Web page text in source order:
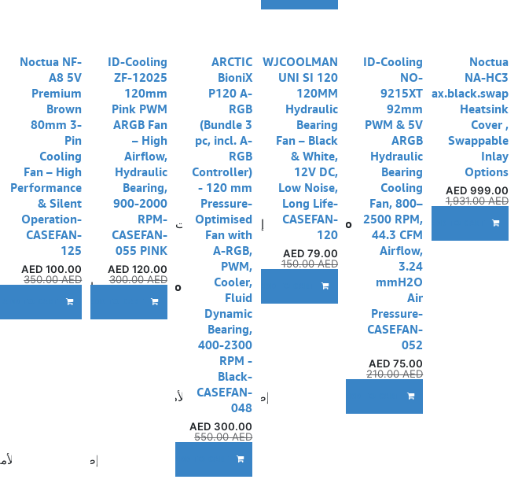
Noctua
NA-HC3
chromax.black.swap
Heatsink
Cover ,
Swappable
Inlay
Options
999.00
1,931.00AED
Compare إضافة إلى قائمة الأمنيات
ID-Cooling
NO-
9215XT
92mm
PWM & 5V
ARGB
Hydraulic
Bearing
Cooling
Fan, 800–
2500 RPM,
44.3 CFM
Airflow,
3.24
mmH2O
Air
Pressure-
CASEFAN-
052
75.00
AED
210.00AED
إضافة إلى قائمة الأمنيات
WJCOOLMAN
UNI SI 120
120MM
Hydraulic
Bearing
Fan – Black
& White,
12V DC,
Low Noise,
Long Life-
CASEFAN-
120
79.00
150.00AED
Compare إضافة إلى قائمة الأمنيات
ARCTIC
BioniX
P120 A-
RGB
(Bundle 3
pc, incl. A-
RGB
Controller)
- 120 mm
Pressure-
Optimised
Fan with
A-RGB,
PWM,
Cooler,
Fluid
Dynamic
Bearing,
400-2300
RPM -
Black-
CASEFAN-
048
300.00
550.00AED
إضافة إلى قائمة
ID-Cooling
ZF-12025
120mm
Pink PWM
ARGB Fan
– High
Airflow,
Hydraulic
Bearing,
900-2000
RPM-
CASEFAN-
055 PINK
120.00
300.00AED
Noctua NF-
A8 5V
Premium
Brown
80mm 3-
Pin
Cooling
Fan – High
Performance
& Silent
Operation-
CASEFAN-
125
100.00
AED
350.00AED